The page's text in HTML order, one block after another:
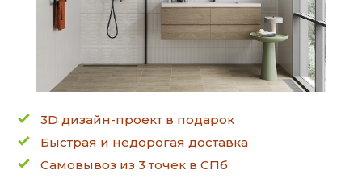
3D дизайн-проект в подарок
Быстрая и недорогая доставка
Самовывоз из 3 точек в СПб